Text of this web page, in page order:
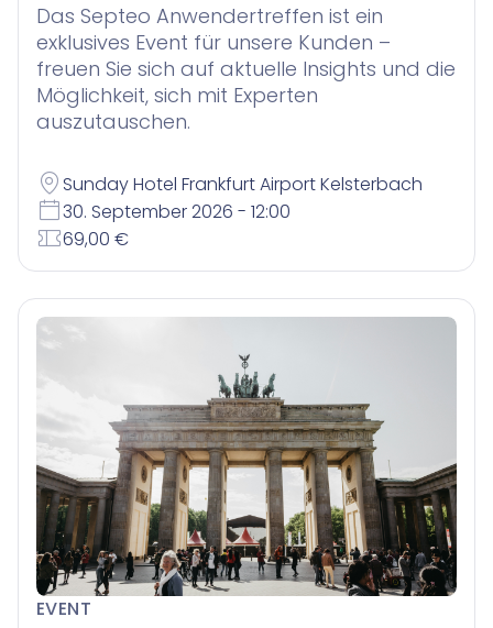
Das Septeo Anwendertreffen ist ein
exklusives Event für unsere Kunden –
freuen Sie sich auf aktuelle Insights und die
Möglichkeit, sich mit Experten
auszutauschen.
Sunday Hotel Frankfurt Airport Kelsterbach
30. September 2026 - 12:00
69,00 €
EVENT